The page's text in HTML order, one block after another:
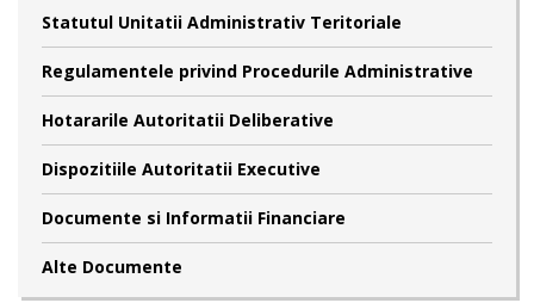
Statutul Unitatii Administrativ Teritoriale
Regulamentele privind Procedurile Administrative
Hotararile Autoritatii Deliberative
Dispozitiile Autoritatii Executive
Documente si Informatii Financiare
Alte Documente